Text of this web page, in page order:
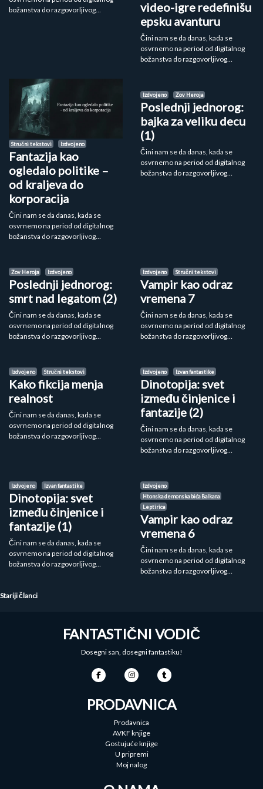
božanstva do razgovorljivog…
video-igre redefinišu
epsku avanturu
Čini nam se da danas, kada se
osvrnemo na period od digitalnog
božanstva do razgovorljivog…
Stručni tekstovi Izdvojeno
Fantazija kao
ogledalo politike –
od kraljeva do
korporacija
Čini nam se da danas, kada se
osvrnemo na period od digitalnog
božanstva do razgovorljivog…
Izdvojeno Zov Heroja
Poslednji jednorog:
bajka za veliku decu
(1)
Čini nam se da danas, kada se
osvrnemo na period od digitalnog
božanstva do razgovorljivog…
Zov Heroja Izdvojeno
Poslednji jednorog:
smrt nad legatom (2)
Čini nam se da danas, kada se
osvrnemo na period od digitalnog
božanstva do razgovorljivog…
Izdvojeno Stručni tekstovi
Vampir kao odraz
vremena 7
Čini nam se da danas, kada se
osvrnemo na period od digitalnog
božanstva do razgovorljivog…
Izdvojeno Stručni tekstovi
Kako fikcija menja
realnost
Čini nam se da danas, kada se
osvrnemo na period od digitalnog
božanstva do razgovorljivog…
Izdvojeno Izvan fantastike
Dinotopija: svet
između činjenice i
fantazije (2)
Čini nam se da danas, kada se
osvrnemo na period od digitalnog
božanstva do razgovorljivog…
Izdvojeno Izvan fantastike
Dinotopija: svet
između činjenice i
fantazije (1)
Čini nam se da danas, kada se
osvrnemo na period od digitalnog
božanstva do razgovorljivog…
Izdvojeno
Htonska demonska bića Balkana
Leptirica
Vampir kao odraz
vremena 6
Čini nam se da danas, kada se
osvrnemo na period od digitalnog
božanstva do razgovorljivog…
Kretanje
Stariji članci
FANTASTIČNI VODIČ
Dosegni san, dosegni fantastiku!
PRODAVNICA
Prodavnica
AVKF knjige
Gostujuće knjige
U pripremi
Moj nalog